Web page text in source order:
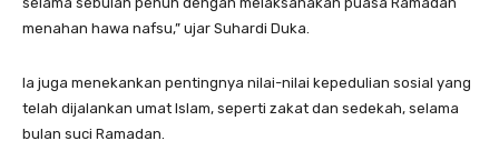
menahan hawa nafsu,” ujar Suhardi Duka.
Ia juga menekankan pentingnya nilai-nilai kepedulian sosial yang
telah dijalankan umat Islam, seperti zakat dan sedekah, selama
bulan suci Ramadan.